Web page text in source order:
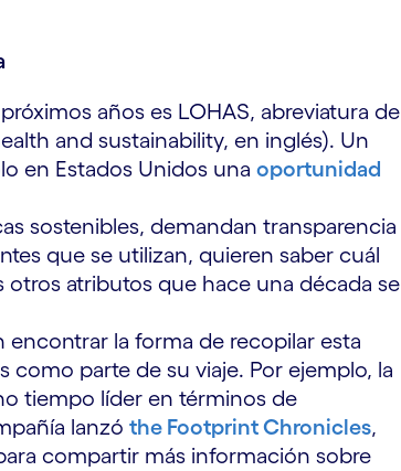
años es LOHAS, abreviatura de
and sustainability, en inglés). Un
en Estados Unidos una oportunidad
sostenibles, demandan transparencia
que se utilizan, quieren saber cuál
atributos que hace una década se
encontrar la forma de recopilar esta
parte de su viaje. Por ejemplo, la
tiempo líder en términos de
lanzó the Footprint Chronicles,
compartir más información sobre